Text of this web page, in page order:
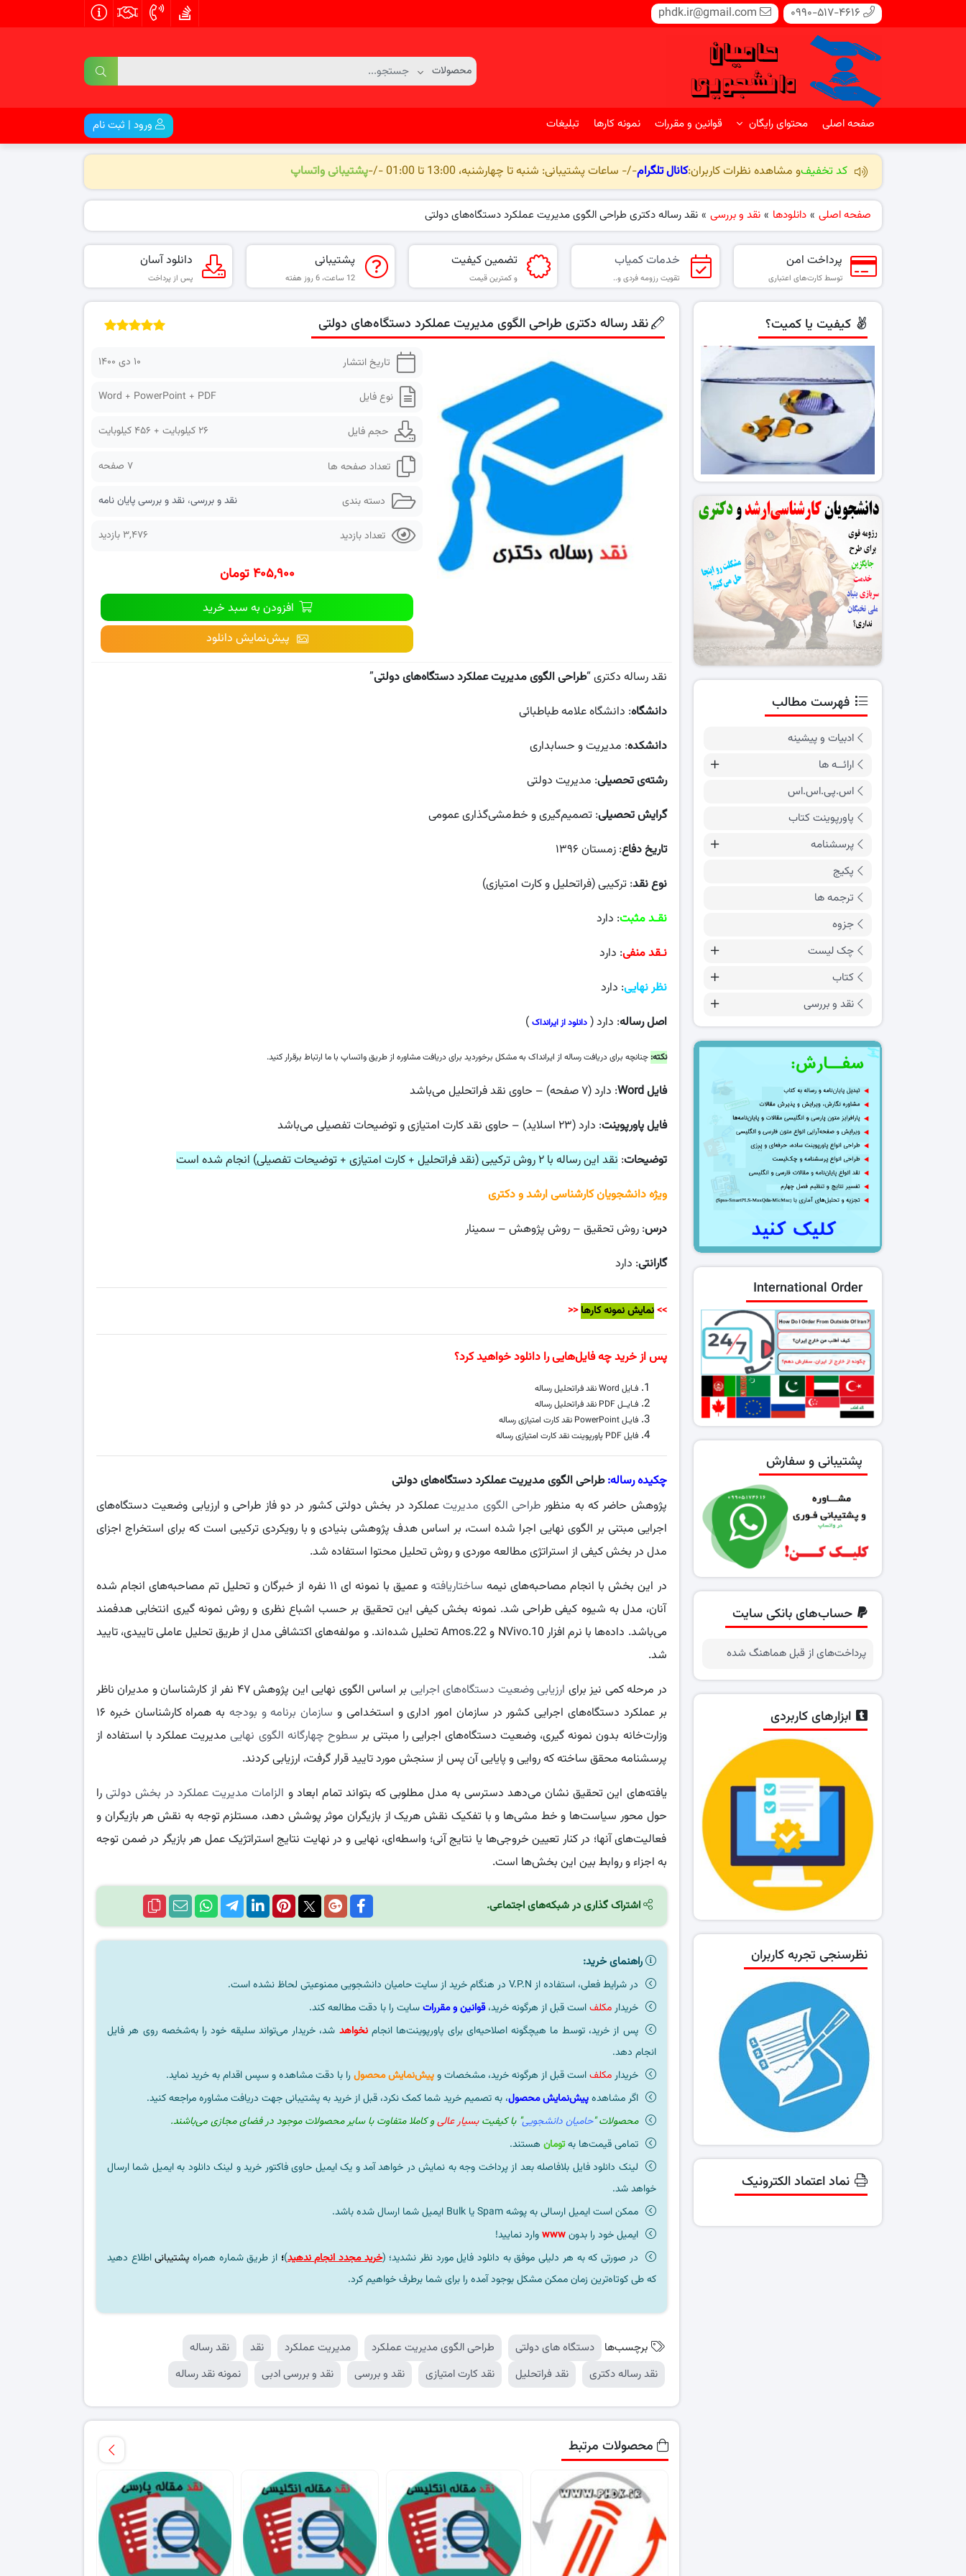
0990-517-4616
phdk.ir@gmail.com
صفحه اصلی محتوای رایگان قوانین و مقررات نمونه کارها تبلیغات ورود | ثبت نام
کد تخفیفو مشاهده نظرات کاربران:کانال تلگرام-/- ساعات پشتیبانی: شنبه تا چهارشنبه، 13:00 تا 01:00 -/- پشتیبانی واتساپ
صفحه اصلی » دانلودها » نقد و بررسی » نقد رساله دکتری طراحی الگوی مدیریت عملکرد دستگاه‌های دولتی
پرداخت امن
توسط کارت‌های اعتباری
خدمات کمیاب
تقویت رزومه فردی و..
تضمین کیفیت
و کمترین قیمت
پشتیبانی
12 ساعت، 6 روز هفته
دانلود آسان
پس از پرداخت
نقد رساله دکتری طراحی الگوی مدیریت عملکرد دستگاه‌های دولتی
تاریخ انتشار ۱۰ دی ۱۴۰۰
نوع فایل Word + PowerPoint + PDF
حجم فایل 26 کیلوبایت + 456 کیلوبایت
تعداد صفحه ها 7 صفحه
دسته بندی نقد و بررسی، نقد و بررسی پایان نامه
تعداد بازدید 3,476 بازدید
۴۰۵,۹۰۰ تومان
افزودن به سبد خرید
پیش‌نمایش دانلود
نقد رساله دکتری “طراحی الگوی مدیریت عملکرد دستگاه‌های دولتی”
دانشگاه: دانشگاه علامه طباطبائی
دانشکده: مدیریت و حسابداری
رشته‌ی تحصیلی: مدیریت دولتی
گرایش تحصیلی: تصمیم‌گیری و خط‌مشی‌گذاری عمومی
تاریخ دفاع: زمستان ۱۳۹۶
نوع نقد: ترکیبی (فراتحلیل و کارت امتیازی)
نقـد مثبت: دارد
نـقد منفی: دارد
نظر نهایی: دارد
اصل رساله: دارد (دانلود از ایرانداک )
نکته: چنانچه برای دریافت رساله از ایرانداک به مشکل برخوردید برای دریافت مشاوره از طریق واتساپ با ما ارتباط برقرار کنید.
فایل Word
: دارد (۷ صفحه) – حاوی نقد فراتحلیل می‌باشد
فایل پاورپوینت: دارد (۲۳ اسلاید) – حاوی نقد کارت امتیازی و توضیحات تفصیلی می‌باشد
توضیحات: نقد این رساله با ۲ روش ترکیبی (نقد فراتحلیل + کارت امتیازی + توضیحات تفصیلی) انجام شده است
ویژه دانشجویان کارشناسی ارشد و دکتری
درس: روش تحقیق – روش پژوهش – سمینار
گارانتی: دارد
>> نمایش نمونه کارها <<
پس از خرید چه فایل‌هایی را دانلود خواهید کرد؟
فـایل Word نقد فراتحلیل رساله
فـایــل PDF نقد فراتحلیل رساله
فایـل PowerPoint نقد کارت امتیازی رساله
فایل PDF پاورپوینت نقد کارت امتیازی رساله
چکیده رساله: طراحی الگوی مدیریت عملکرد دستگاه‌های دولتی
پژوهش حاضر که به منظورطراحی الگوی مدیریتعملکرد در بخش دولتی کشور در دو فاز طراحی و ارزیابی وضعیت دستگاه‌های
اجرایی مبتنی بر الگوی نهایی اجرا شده است، بر اساس هدف پژوهشی بنیادی و با رویکردی ترکیبی است که برای استخراج اجزای
مدل در بخش کیفی از استراتژی مطالعه موردی و روش تحلیل محتوا استفاده شد.
در این بخش با انجام مصاحبه‌های نیمه ساختاریافته
و عمیق با نمونه ای ۱۱ نفره از خبرگان و تحلیل تم مصاحبه‌های انجام شده
آنان، مدل به شیوه کیفی طراحی شد. نمونه بخش کیفی این تحقیق بر حسب اشباع نظری و روش نمونه گیری انتخابی هدفمند
می‌باشد. داده‌ها با نرم افزار NVivo.10 و Amos.22 تحلیل شده‌اند. و مولفه‌های اکتشافی مدل از طریق تحلیل عاملی تاییدی، تایید
شد.
در مرحله کمی نیز برای ارزیابی وضعیت دستگاه‌های اجرایی
بر اساس الگوی نهایی این پژوهش ۴۷ نفر از کارشناسان و مدیران ناظر
بر عملکرد دستگاه‌های اجرایی کشور در سازمان امور اداری و استخدامی و سازمان برنامه و بودجه
به همراه کارشناسان خبره ۱۶
وزارت‌خانه بدون نمونه گیری، وضعیت دستگاه‌های اجرایی را مبتنی بر سطوح چهارگانه الگوی نهاییمدیریت عملکرد با استفاده از
پرسشنامه محقق ساخته که روایی و پایایی آن پس از سنجش مورد تایید قرار گرفت، ارزیابی کردند.
یافته‌های این تحقیق نشان می‌دهد دسترسی به مدل مطلوبی که بتواند تمام ابعاد و الزامات مدیریت عملکرد در بخش دولتیرا
حول محور سیاست‌ها و خط مشی‌ها و با تفکیک نقش هریک از بازیگران موثر پوشش دهد، مستلزم توجه به نقش هر بازیگران و
فعالیت‌های آنها؛ در کنار تعیین خروجی‌ها یا نتایج آنی؛ واسطه‌ای، نهایی و در نهایت نتایج استراتژیک عمل هر بازیگر در ضمن توجه
به اجزاء و روابط بین این بخش‌ها است.
اشتراک گذاری در شبکه‌های اجتماعی.
راهنمای خرید:
در شرایط فعلی، استفاده از V.P.N در هنگام خرید از سایت حامیان دانشجویی ممنوعیتی لحاظ نشده است.
خریدارمکلفاست قبل از هرگونه خرید،قوانین و مقرراتسایت را با دقت مطالعه کند.
پس از خرید، توسط ما هیچگونه اصلاحیه‌ای برای پاورپوینت‌ها انجامنخواهد شد، خریدار می‌تواند سلیقه خود را به‌شخصه روی هر فایل
انجام دهد.
خریدارمکلفاست قبل از هرگونه خرید، مشخصات وپیش‌نمایش محصول را با دقت مشاهده و سپس اقدام به خرید نماید.
اگر مشاهدهپیش‌نمایش محصول، به تصمیم خرید شما کمک نکرد، قبل از خرید به پشتیبانی جهت دریافت مشاوره مراجعه کنید.
محصولات "حامیان دانشجویی" با کیفیت بسیار عالی و کاملا متفاوت با سایر محصولات موجود در فضای مجازی می‌باشند.
تمامی قیمت‌ها بهتومان هستند.
لینک دانلود فایل بلافاصله بعد از پرداخت وجه به نمایش در خواهد آمد و یک ایمیل حاوی فاکتور خرید و لینک دانلود به ایمیل شما ارسال
خواهد شد.
ممکن است ایمیل ارسالی به پوشه Spam یا Bulk ایمیل شما ارسال شده باشد.
ایمیل خود را بدونwww وارد نمایید!
در صورتی که به هر دلیلی موفق به دانلود فایل مورد نظر نشدید؛ (خرید مجدد انجام ندهید)؛ از طریق شماره همراه پشتیبانیاطلاع دهید
که طی کوتاه‌ترین زمان ممکن مشکل بوجود آمده را برای شما برطرف خواهیم کرد.
برچسب‌ها دستگاه های دولتی طراحی الگوی مدیریت عملکرد مدیریت عملکرد نقد
نقد رساله
نقد رساله دکتری
نقد فراتحلیل نقد کارت امتیازی نقد و بررسی نقد و بررسی ادبی نمونه نقد رساله
محصولات مرتبط
کیفیت یا کمیت؟
فهرست مطالب
ادبیات و پیشینه
ارائــه ها
اس.پی.اس.اس
پاورپوینت کتاب
پرسشنامه
پکیج
ترجمه ها
جزوه
چک لیست
کتاب
نقد و بررسی
International Order
پشتیبانی و سفارش
حساب‌های بانکی سایت
پرداخت‌های از قبل هماهنگ شده
ابزارهای کاربردی
نظرسنجی تجربه کاربران
نماد اعتماد الکترونیک